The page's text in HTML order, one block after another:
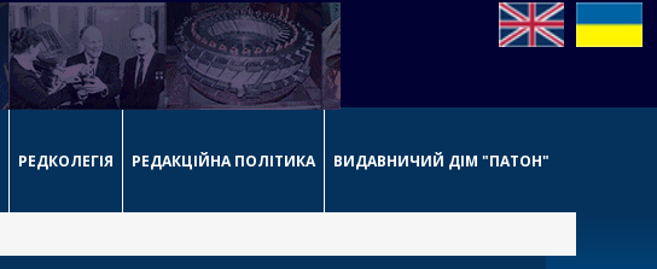
РЕДКОЛЕГІЯ РЕДАКЦІЙНА ПОЛІТИКА ВИДАВНИЧИЙ ДІМ "ПАТОН"